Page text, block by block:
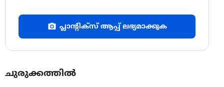
പ്ലാന്റിക്സ് ആപ്പ് ലഭ്യമാക്കുക
ചുരുക്കത്തിൽ